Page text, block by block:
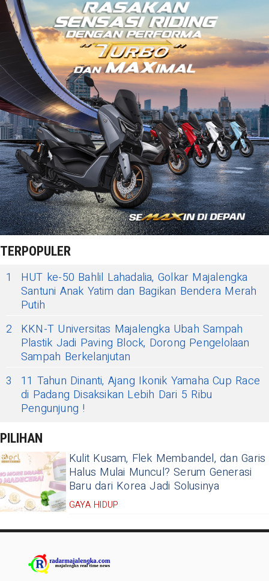
TERPOPULER
1
HUT ke-50 Bahlil Lahadalia, Golkar Majalengka
Santuni Anak Yatim dan Bagikan Bendera Merah
Putih
2
KKN-T Universitas Majalengka Ubah Sampah
Plastik Jadi Paving Block, Dorong Pengelolaan
Sampah Berkelanjutan
3
11 Tahun Dinanti, Ajang Ikonik Yamaha Cup Race
di Padang Disaksikan Lebih Dari 5 Ribu
Pengunjung !
PILIHAN
Kulit Kusam, Flek Membandel, dan Garis
Halus Mulai Muncul? Serum Generasi
Baru dari Korea Jadi Solusinya
GAYA HIDUP